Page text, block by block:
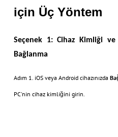
için Üç Yöntem
Seçenek 1: Cihaz Kimliği
Bağlanma
Adım 1. iOS veya Android cihazınızda
PC'nin cihaz kimliğini girin.